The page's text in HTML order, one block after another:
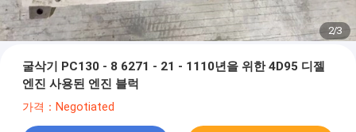
2/3
굴삭기 PC130 - 8 6271 - 21 - 1110년을 위한 4D95 디젤
엔진 사용된 엔진 블럭
가격：Negotiated